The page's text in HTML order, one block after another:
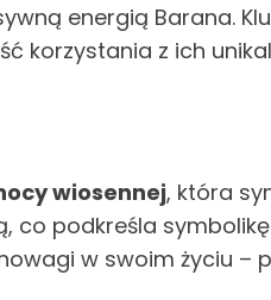
energią Barana.
korzystania z ich
wiosennej, która
co podkreśla
w swoim życiu –